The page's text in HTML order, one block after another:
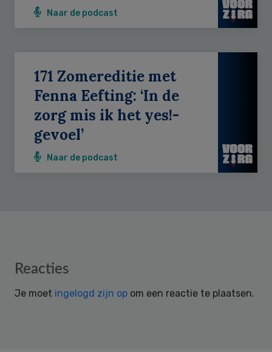
Naar de podcast
171 Zomereditie met
Fenna Eefting: ‘In de
zorg mis ik het yes!-
gevoel’
Naar de podcast
Reader
Reacties
Je moet ingelogd zijn op om een reactie te plaatsen.